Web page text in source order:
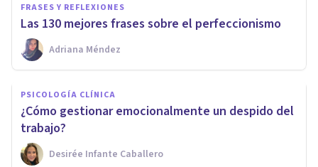
FRASES Y REFLEXIONES
Las 130 mejores frases sobre el perfeccionismo
Adriana Méndez
PSICOLOGÍA CLÍNICA
¿Cómo gestionar emocionalmente un despido del
trabajo?
Desirée Infante Caballero